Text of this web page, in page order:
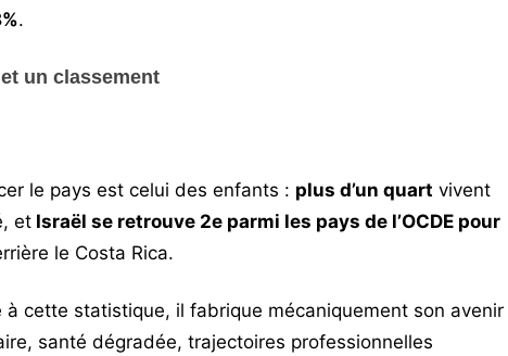
.
un classement
le pays est celui des enfants : plus d’un quart vivent
etIsraël se retrouve 2eparmi les pays de l’OCDE pour
le Costa Rica.
à cette statistique, il fabrique mécaniquement son avenir
santé dégradée, trajectoires professionnelles